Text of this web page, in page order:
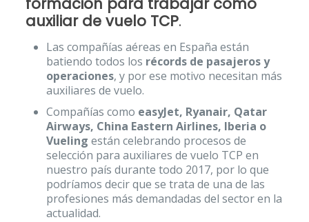
auxiliar de vuelo TCP.
Las compañías aéreas en España están
batiendo todos los récords de pasajeros y
operaciones, y por ese motivo necesitan más
auxiliares de vuelo.
Compañías como easyJet, Ryanair, Qatar
Airways, China Eastern Airlines, Iberia o
Vueling están celebrando procesos de
selección para auxiliares de vuelo TCP en
nuestro país durante todo 2017, por lo que
podríamos decir que se trata de una de las
profesiones más demandadas del sector en la
actualidad.